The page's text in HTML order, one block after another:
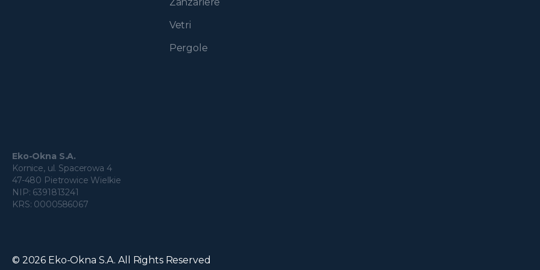
Vetri
Pergole
Eko-Okna S.A.
Kornice, ul. Spacerowa 4
47-480 Pietrowice Wielkie
NIP: 6391813241
KRS: 0000586067
© 2026 Eko-Okna S.A. All Rights Reserved